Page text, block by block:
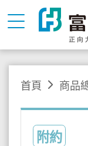
首頁 商品
附約